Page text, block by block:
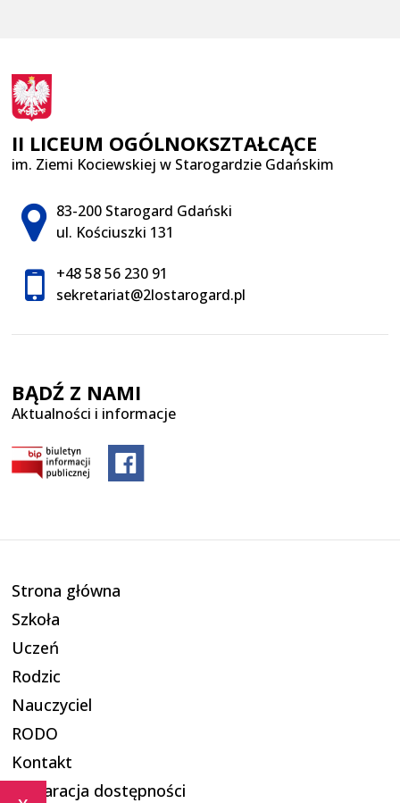
II LICEUM OGÓLNOKSZTAŁCĄCE
im. Ziemi Kociewskiej w Starogardzie Gdańskim
Adres pocztowy:
83-200 Starogard Gdański
ul. Kościuszki 131
+48 58 56 230 91
sekretariat@2lostarogard.pl
BĄDŹ Z NAMI
Aktualności i informacje
Strona główna
Szkoła
Uczeń
Rodzic
Nauczyciel
RODO
Kontakt
Deklaracja dostępności